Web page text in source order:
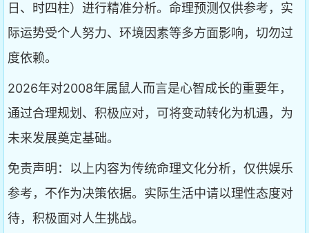
日、时四柱）进行精准分析。命理预测仅供参考，实
际运势受个人努力、环境因素等多方面影响，切勿过
度依赖。
2026年对2008年属鼠人而言是心智成长的重要年，
通过合理规划、积极应对，可将变动转化为机遇，为
未来发展奠定基础。
免责声明：以上内容为传统命理文化分析，仅供娱乐
参考，不作为决策依据。实际生活中请以理性态度对
待，积极面对人生挑战。